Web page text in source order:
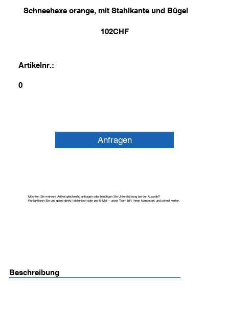
Schneehexe orange, mit Stahlkante und Bügel
102CHF
Artikelnr.:
0
Anfragen
Möchten Sie mehrere Artikel gleichzeitig anfragen oder benötigen Sie Unterstützung bei der Auswahl?
Kontaktieren Sie uns gerne direkt telefonisch oder per E-Mail – unser Team hilft Ihnen kompetent und schnell weiter.
Beschreibung